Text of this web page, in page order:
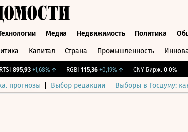
Медиа Недвижимость Политика
Капитал Страна Промышленность
895,93 +1,68%↑ RGBI 115,36 +0,19%↑ CNY Бирж. 0 0%
прогнозы Выбор редакции Выборы в Госдуму: